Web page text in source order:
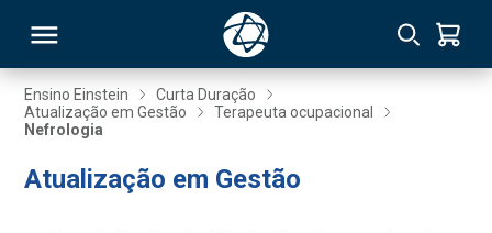
Ensino Einstein
Curta Duração
Atualização em Gestão
Terapeuta ocupacional
Nefrologia
Atualização em Gestão